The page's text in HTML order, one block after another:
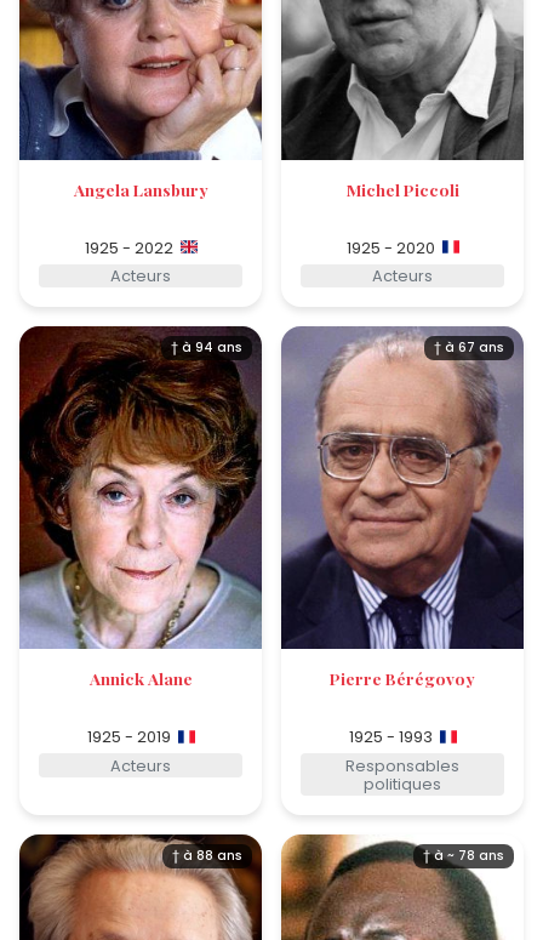
Angela Lansbury
1925 - 2022
Acteurs
Michel Piccoli
1925 - 2020
Acteurs
† à 94 ans
Annick Alane
1925 - 2019
Acteurs
† à 67 ans
Pierre Bérégovoy
1925 - 1993
Responsables
politiques
† à 88 ans † à ~ 78 ans